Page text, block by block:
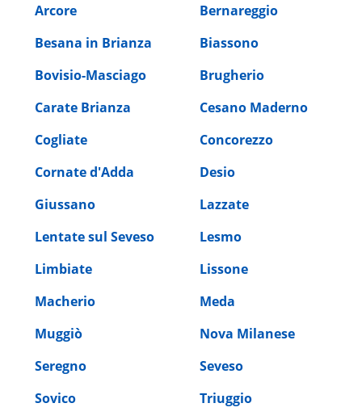
Arcore
Bernareggio
Besana in Brianza
Biassono
Bovisio-Masciago
Brugherio
Carate Brianza
Cesano Maderno
Cogliate
Concorezzo
Cornate d'Adda
Desio
Giussano
Lazzate
Lentate sul Seveso
Lesmo
Limbiate
Lissone
Macherio
Meda
Muggiò
Nova Milanese
Seregno
Seveso
Sovico
Triuggio